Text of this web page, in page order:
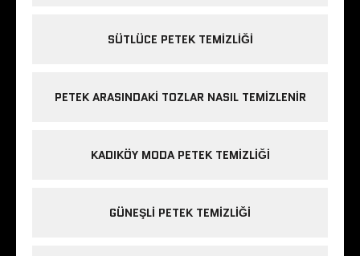
SÜTLÜCE PETEK TEMIZLIĞI
PETEK ARASINDAKI TOZLAR NASIL TEMIZLENIR
KADIKÖY MODA PETEK TEMIZLIĞI
GÜNEŞLI PETEK TEMIZLIĞI